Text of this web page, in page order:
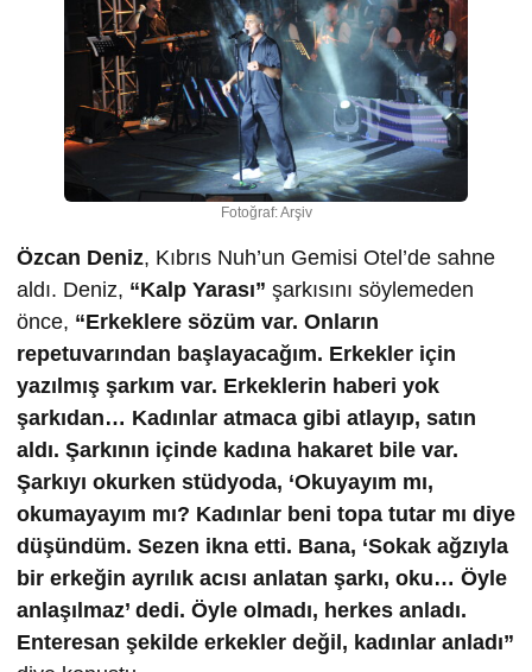
Fotoğraf: Arşiv
Özcan Deniz, Kıbrıs Nuh’un Gemisi Otel’de sahne
aldı. Deniz, “Kalp Yarası” şarkısını söylemeden
önce, “Erkeklere sözüm var. Onların
repetuvarından başlayacağım. Erkekler için
yazılmış şarkım var. Erkeklerin haberi yok
şarkıdan… Kadınlar atmaca gibi atlayıp, satın
aldı. Şarkının içinde kadına hakaret bile var.
Şarkıyı okurken stüdyoda, ‘Okuyayım mı,
okumayayım mı? Kadınlar beni topa tutar mı diye
düşündüm. Sezen ikna etti. Bana, ‘Sokak ağzıyla
bir erkeğin ayrılık acısı anlatan şarkı, oku… Öyle
anlaşılmaz’ dedi. Öyle olmadı, herkes anladı.
Enteresan şekilde erkekler değil, kadınlar anladı”